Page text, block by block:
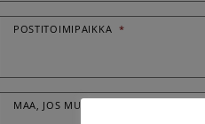
POSTITOIMIPAIKKA *
MAA, JOS MUU KUIN SUOMI